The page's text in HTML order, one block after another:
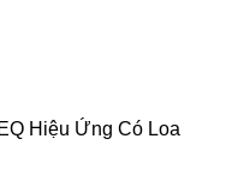
Hiệu Ứng Có Loa